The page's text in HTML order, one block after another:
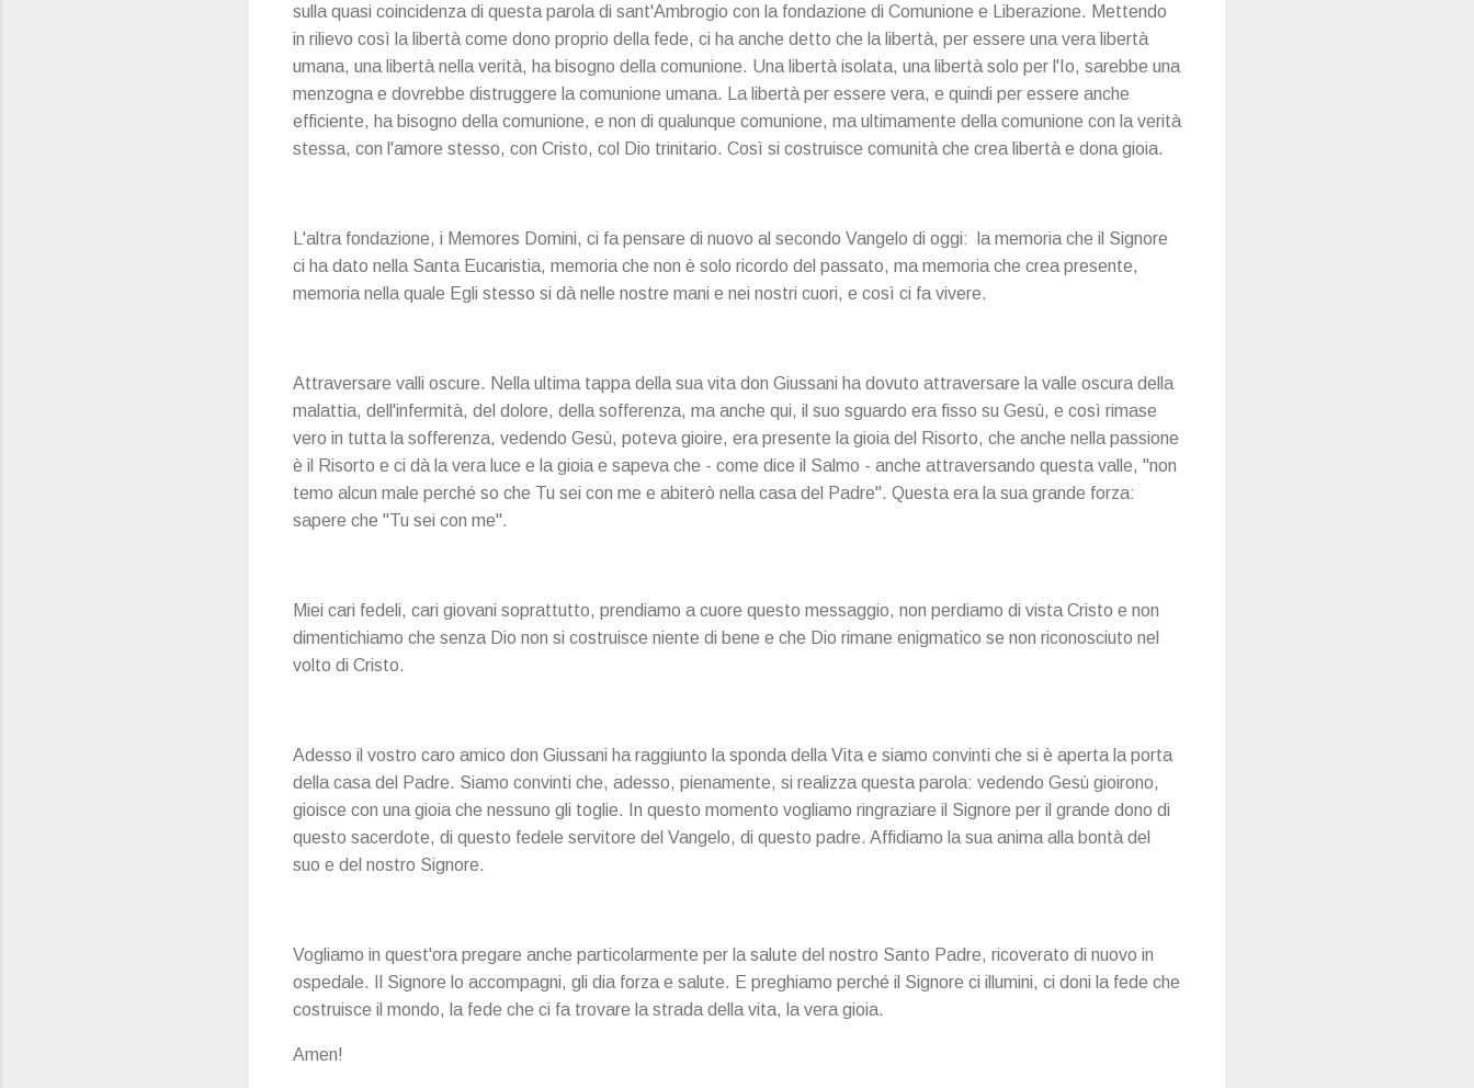
sulla quasi coincidenza di questa parola di sant'Ambrogio con la fondazione di Comunione e Liberazione. Mettendo
in rilievo così la libertà come dono proprio della fede, ci ha anche detto che la libertà, per essere una vera libertà
umana, una libertà nella verità, ha bisogno della comunione. Una libertà isolata, una libertà solo per l'Io, sarebbe una
menzogna e dovrebbe distruggere la comunione umana. La libertà per essere vera, e quindi per essere anche
efficiente, ha bisogno della comunione, e non di qualunque comunione, ma ultimamente della comunione con la verità
stessa, con l'amore stesso, con Cristo, col Dio trinitario. Così si costruisce comunità che crea libertà e dona gioia.
L'altra fondazione, i Memores Domini, ci fa pensare di nuovo al secondo Vangelo di oggi: la memoria che il Signore
ci ha dato nella Santa Eucaristia, memoria che non è solo ricordo del passato, ma memoria che crea presente,
memoria nella quale Egli stesso si dà nelle nostre mani e nei nostri cuori, e così ci fa vivere.
Attraversare valli oscure. Nella ultima tappa della sua vita don Giussani ha dovuto attraversare la valle oscura della
malattia, dell'infermità, del dolore, della sofferenza, ma anche qui, il suo sguardo era fisso su Gesù, e così rimase
vero in tutta la sofferenza, vedendo Gesù, poteva gioire, era presente la gioia del Risorto, che anche nella passione
è il Risorto e ci dà la vera luce e la gioia e sapeva che - come dice il Salmo - anche attraversando questa valle, "non
temo alcun male perché so che Tu sei con me e abiterò nella casa del Padre". Questa era la sua grande forza:
sapere che "Tu sei con me".
Miei cari fedeli, cari giovani soprattutto, prendiamo a cuore questo messaggio, non perdiamo di vista Cristo e non
dimentichiamo che senza Dio non si costruisce niente di bene e che Dio rimane enigmatico se non riconosciuto nel
volto di Cristo.
Adesso il vostro caro amico don Giussani ha raggiunto la sponda della Vita e siamo convinti che si è aperta la porta
della casa del Padre. Siamo convinti che, adesso, pienamente, si realizza questa parola: vedendo Gesù gioirono,
gioisce con una gioia che nessuno gli toglie. In questo momento vogliamo ringraziare il Signore per il grande dono di
questo sacerdote, di questo fedele servitore del Vangelo, di questo padre. Affidiamo la sua anima alla bontà del
suo e del nostro Signore.
Vogliamo in quest'ora pregare anche particolarmente per la salute del nostro Santo Padre, ricoverato di nuovo in
ospedale. Il Signore lo accompagni, gli dia forza e salute. E preghiamo perché il Signore ci illumini, ci doni la fede che
costruisce il mondo, la fede che ci fa trovare la strada della vita, la vera gioia.
Amen!